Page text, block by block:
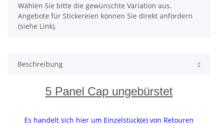
x
Wählen Sie bitte die gewünschte Variation aus.
Angebote für Stickereien können Sie direkt anfordern
(siehe Link).
Beschreibung
5 Panel Cap ungebürstet
Es handelt sich hier um Einzelstück(e) von Retouren